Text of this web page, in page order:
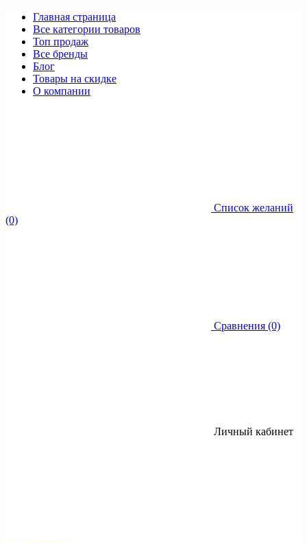
Главная страница
Все категории товаров
Топ продаж
Все бренды
Блог
Товары на скидке
О компании
Список желаний
(0)
Сравнения (0)
Личный кабинет